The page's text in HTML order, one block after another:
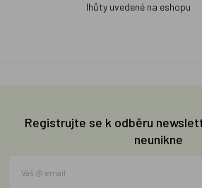
lhůty uvedené na eshopu
Registrujte se k odběru
neunikne